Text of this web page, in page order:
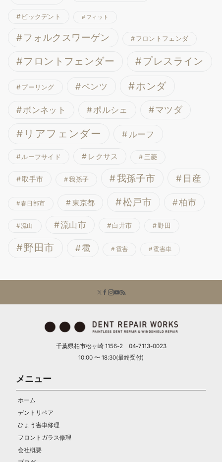
ビックデント フィット
フォルクスワーゲン フロントフェンダ
フロントフェンダー プレスライン
プーリング ベンツ ホンダ
ボンネット ポルシェ マツダ
リアフェンダー ルーフ
ルーフサイド レクサス 三菱
取手市 我孫子 我孫子市 日産
春日部市 東京都 松戸市 柏市
流山 流山市 白井市 野田
野田市 雹 雹害 雹害車
千葉県柏市松ヶ崎 1156-2 04-7113-0023
10:00 〜 18:30(最終受付)
メニュー
ホーム
デントリペア
ひょう害車修理
フロントガラス修理
会社概要